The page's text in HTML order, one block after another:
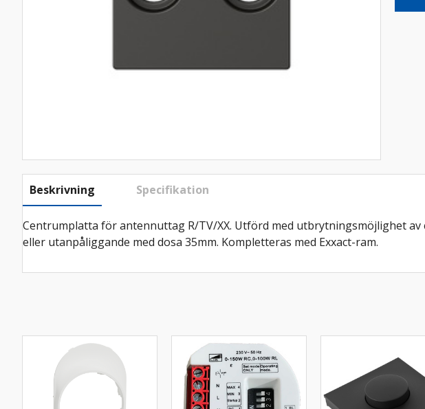
Beskrivning Specifikation
Centrumplatta för antennuttag R/TV/XX. Utförd med utbrytningsmöjlighet
eller utanpåliggande med dosa 35mm. Kompletteras med Exxact-ram.